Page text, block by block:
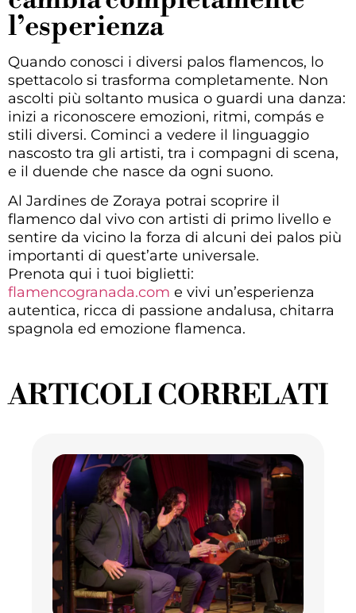
l’esperienza
Quando conosci i diversi palos flamencos, lo
spettacolo si trasforma completamente. Non
ascolti più soltanto musica o guardi una danza:
inizi a riconoscere emozioni, ritmi, compás e
stili diversi. Cominci a vedere il linguaggio
nascosto tra gli artisti, tra i compagni di scena,
e il duende che nasce da ogni suono.
Al Jardines de Zoraya potrai scoprire il
flamenco dal vivo con artisti di primo livello e
sentire da vicino la forza di alcuni dei palos più
importanti di quest’arte universale.
Prenota qui i tuoi biglietti:
flamencogranada.com e vivi un’esperienza
autentica, ricca di passione andalusa, chitarra
spagnola ed emozione flamenca.
ARTICOLI CORRELATI